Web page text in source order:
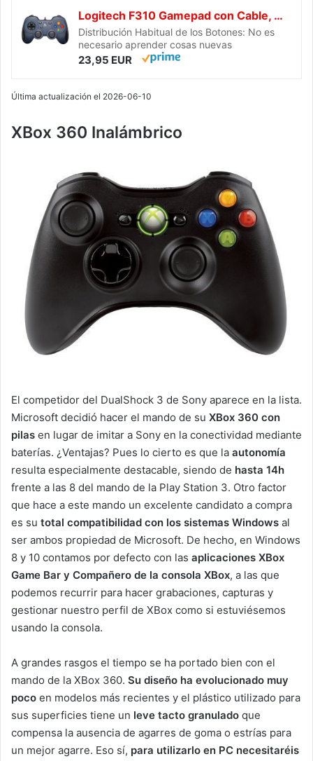
Logitech F310 Gamepad con Cable, Distribución Tipo Consola, Mando de Dirección 4 Conmutadores, Comodidad de Sujeción, Cable 1,8m, PC - Azul/Gris
Distribución Habitual de los Botones: No es
necesario aprender cosas nuevas
23,95 EUR
Última actualización el 2026-06-10
XBox 360 Inalámbrico
El competidor del DualShock 3 de Sony aparece en la lista.
Microsoft decidió hacer el mando de su XBox 360 con
pilas en lugar de imitar a Sony en la conectividad mediante
baterías. ¿Ventajas? Pues lo cierto es que la autonomía
resulta especialmente destacable, siendo de hasta 14h
frente a las 8 del mando de la Play Station 3. Otro factor
que hace a este mando un excelente candidato a compra
es su total compatibilidad con los sistemas Windows al
ser ambos propiedad de Microsoft. De hecho, en Windows
8 y 10 contamos por defecto con las aplicaciones XBox
Game Bar y Compañero de la consola XBox, a las que
podemos recurrir para hacer grabaciones, capturas y
gestionar nuestro perfil de XBox como si estuviésemos
usando la consola.
A grandes rasgos el tiempo se ha portado bien con el
mando de la XBox 360. Su diseño ha evolucionado muy
poco en modelos más recientes y el plástico utilizado para
sus superficies tiene un leve tacto granulado que
compensa la ausencia de agarres de goma o estrías para
un mejor agarre. Eso sí, para utilizarlo en PC necesitaréis